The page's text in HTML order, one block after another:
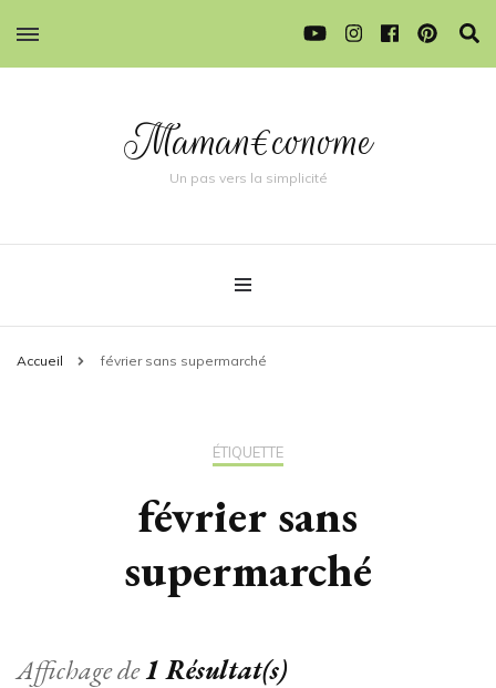
Maman€conome
Un pas vers la simplicité
Accueil février sans supermarché
ÉTIQUETTE
février sans
supermarché
Affichage de1 Résultat(s)